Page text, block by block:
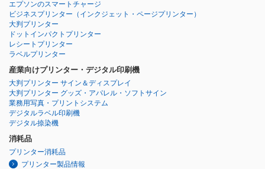
エプソンのスマートチャージ
ビジネスプリンター （インクジェット・ページプリンター）
大判プリンター
ドットインパクトプリンター
レシートプリンター
ラベルプリンター
産業向けプリンター・デジタル印刷機
大判プリンター サイン＆ディスプレイ
大判プリンター グッズ・アパレル・ソフトサイン
業務用写真・プリントシステム
デジタルラベル印刷機
デジタル捺染機
消耗品
プリンター消耗品
プリンター製品情報